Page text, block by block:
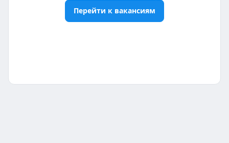
Перейти к вакансиям